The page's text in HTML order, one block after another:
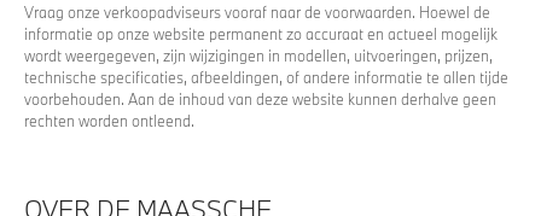
Vraag onze verkoopadviseurs vooraf naar de voorwaarden. Hoewel de
informatie op onze website permanent zo accuraat en actueel mogelijk
wordt weergegeven, zijn wijzigingen in modellen, uitvoeringen, prijzen,
technische specificaties, afbeeldingen, of andere informatie te allen tijde
voorbehouden. Aan de inhoud van deze website kunnen derhalve geen
rechten worden ontleend.
OVER DE MAASSCHE